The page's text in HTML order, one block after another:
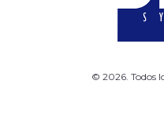
© 2026. Todos